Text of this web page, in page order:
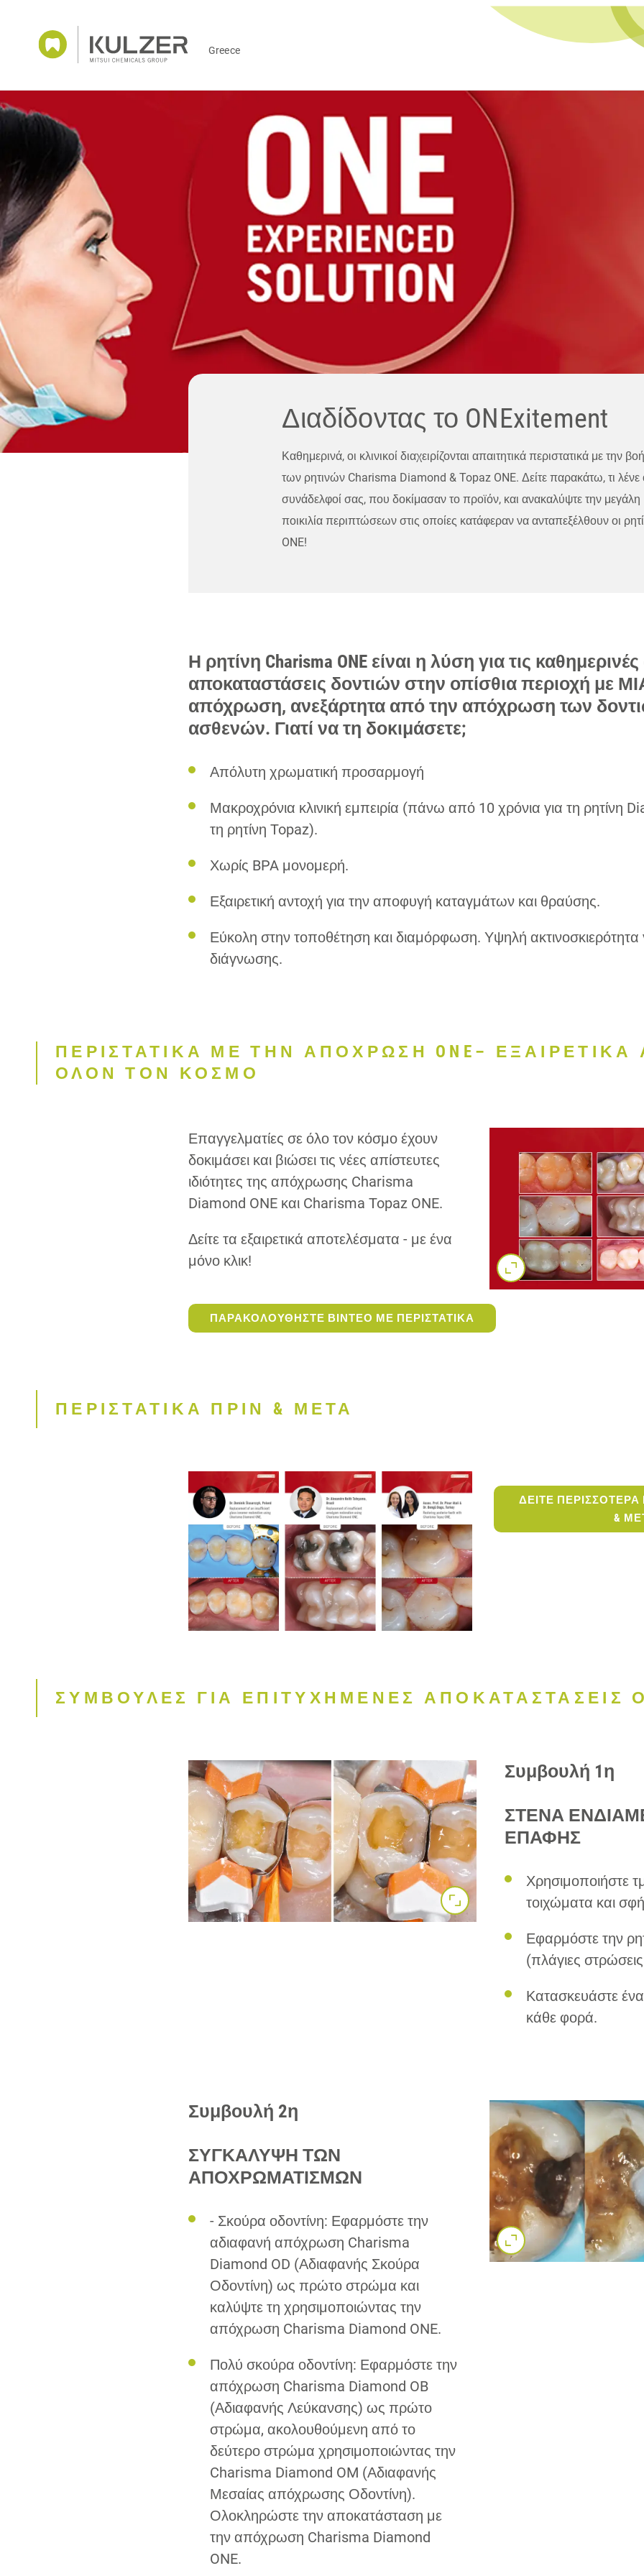
Greece
ΠΕΡΙΣΤΑΤΙΚΑ ΜΕ ΤΗΝ ΑΠΟΧΡΩΣΗ ONE–
Διαδίδοντας το ONExitement
Καθημερινά, οι κλινικοί διαχειρίζονται απαιτητικά περιστατικά με την
των ρητινών Charisma Diamond & Topaz ONE. Δείτε παρακάτω, τι λένε
συνάδελφοί σας, που δοκίμασαν το προϊόν, και ανακαλύψτε την μεγάλη
ποικιλία περιπτώσεων στις οποίες κατάφεραν να ανταπεξέλθουν οι
ONE!
Η ρητίνη Charisma ONE είναι η λύση για τις
αποκαταστάσεις δοντιών στην οπίσθια περιοχή με
απόχρωση, ανεξάρτητα από την απόχρωση των
ασθενών. Γιατί να τη δοκιμάσετε;
Απόλυτη χρωματική προσαρμογή
Μακροχρόνια κλινική εμπειρία (πάνω από 10 χρόνια για τη ρητίνη
τη ρητίνη Topaz).
Χωρίς BPA μονομερή.
Εξαιρετική αντοχή για την αποφυγή καταγμάτων και θραύσης.
Εύκολη στην τοποθέτηση και διαμόρφωση. Υψηλή ακτινοσκιερότητα
διάγνωσης.
ΠΕΡΙΣΤΑΤΙΚΑ ΜΕ ΤΗΝ ΑΠΟΧΡΩΣΗ ONE–
ΟΛΟΝ ΤΟΝ ΚΟΣΜΟ
Επαγγελματίες σε όλο τον κόσμο έχουν
δοκιμάσει και βιώσει τις νέες απίστευτες
ιδιότητες της απόχρωσης Charisma
Diamond ONE και Charisma Topaz ONE.
Δείτε τα εξαιρετικά αποτελέσματα - με ένα
μόνο κλικ!
ΠΑΡΑΚΟΛΟΥΘΗΣΤΕ ΒΙΝΤΕΟ ΜΕ ΠΕΡΙΣΤΑΤΙΚΑ
ΠΕΡΙΣΤΑΤΙΚΑ ΠΡΙΝ & ΜΕΤΑ
ΔΕΙΤΕ ΠΕΡΙΣΣΟΤΕΡΑ
&
ΣΥΜΒΟΥΛΕΣ ΓΙΑ ΕΠΙΤΥΧΗΜΕΝΕΣ ΑΠΟΚΑΤΑΣΤΑΣΕΙΣ
Συμβουλή 1η
ΣΤΕΝΑ
ΕΠΑΦΗΣ
Χρησιμοποιήστε
τοιχώματα και
Εφαρμόστε την
(πλάγιες
Κατασκευάστε
κάθε φορά.
Συμβουλή 2η
ΣΥΓΚΑΛΥΨΗ ΤΩΝ
ΑΠΟΧΡΩΜΑΤΙΣΜΩΝ
- Σκούρα οδοντίνη: Εφαρμόστε την
αδιαφανή απόχρωση Charisma
Diamond OD (Αδιαφανής Σκούρα
Οδοντίνη) ως πρώτο στρώμα και
καλύψτε τη χρησιμοποιώντας την
απόχρωση Charisma Diamond ONE.
Πολύ σκούρα οδοντίνη: Εφαρμόστε την
απόχρωση Charisma Diamond OB
(Αδιαφανής Λεύκανσης) ως πρώτο
στρώμα, ακολουθούμενη από το
δεύτερο στρώμα χρησιμοποιώντας την
Charisma Diamond OM (Αδιαφανής
Μεσαίας απόχρωσης Οδοντίνη).
Ολοκληρώστε την αποκατάσταση με
την απόχρωση Charisma Diamond
ONE.